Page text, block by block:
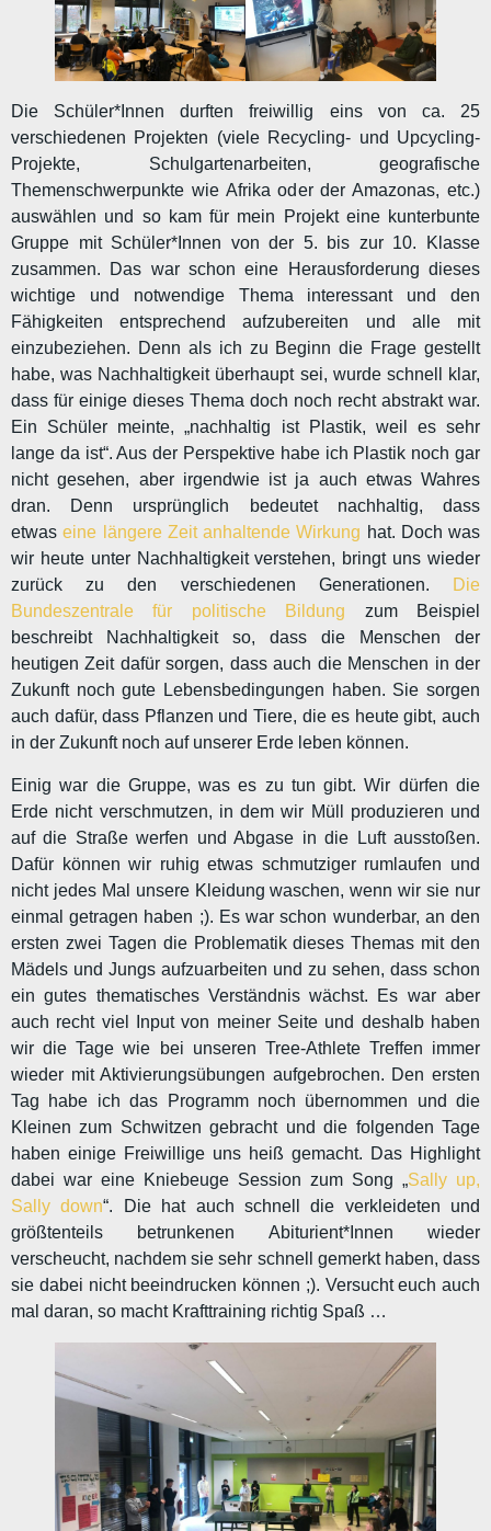
Die Schüler*Innen durften freiwillig eins von ca. 25
verschiedenen Projekten (viele Recycling- und Upcycling-
Projekte, Schulgartenarbeiten, geografische
Themenschwerpunkte wie Afrika oder der Amazonas, etc.)
auswählen und so kam für mein Projekt eine kunterbunte
Gruppe mit Schüler*Innen von der 5. bis zur 10. Klasse
zusammen. Das war schon eine Herausforderung dieses
wichtige und notwendige Thema interessant und den
Fähigkeiten entsprechend aufzubereiten und alle mit
einzubeziehen. Denn als ich zu Beginn die Frage gestellt
habe, was Nachhaltigkeit überhaupt sei, wurde schnell klar,
dass für einige dieses Thema doch noch recht abstrakt war.
Ein Schüler meinte, „nachhaltig ist Plastik, weil es sehr
lange da ist“. Aus der Perspektive habe ich Plastik noch gar
nicht gesehen, aber irgendwie ist ja auch etwas Wahres
dran. Denn ursprünglich bedeutet nachhaltig, dass
etwaseine längere Zeit anhaltende Wirkung hat. Doch was
wir heute unter Nachhaltigkeit verstehen, bringt uns wieder
zurück zu den verschiedenen Generationen.
Die
Bundeszentrale für politische Bildung zum Beispiel
beschreibt Nachhaltigkeit so, dass die Menschen der
heutigen Zeit dafür sorgen, dass auch die Menschen in der
Zukunft noch gute Lebensbedingungen haben. Sie sorgen
auch dafür, dass Pflanzen und Tiere, die es heute gibt, auch
in der Zukunft noch auf unserer Erde leben können.
Einig war die Gruppe, was es zu tun gibt. Wir dürfen die
Erde nicht verschmutzen, in dem wir Müll produzieren und
auf die Straße werfen und Abgase in die Luft ausstoßen.
Dafür können wir ruhig etwas schmutziger rumlaufen und
nicht jedes Mal unsere Kleidung waschen, wenn wir sie nur
einmal getragen haben ;). Es war schon wunderbar, an den
ersten zwei Tagen die Problematik dieses Themas mit den
Mädels und Jungs aufzuarbeiten und zu sehen, dass schon
ein gutes thematisches Verständnis wächst. Es war aber
auch recht viel Input von meiner Seite und deshalb haben
wir die Tage wie bei unseren Tree-Athlete Treffen immer
wieder mit Aktivierungsübungen aufgebrochen. Den ersten
Tag habe ich das Programm noch übernommen und die
Kleinen zum Schwitzen gebracht und die folgenden Tage
haben einige Freiwillige uns heiß gemacht. Das Highlight
dabei war eine Kniebeuge Session zum Song „Sally up,
Sally down“. Die hat auch schnell die verkleideten und
größtenteils betrunkenen Abiturient*Innen wieder
verscheucht, nachdem sie sehr schnell gemerkt haben, dass
sie dabei nicht beeindrucken können ;). Versucht euch auch
mal daran, so macht Krafttraining richtig Spaß …